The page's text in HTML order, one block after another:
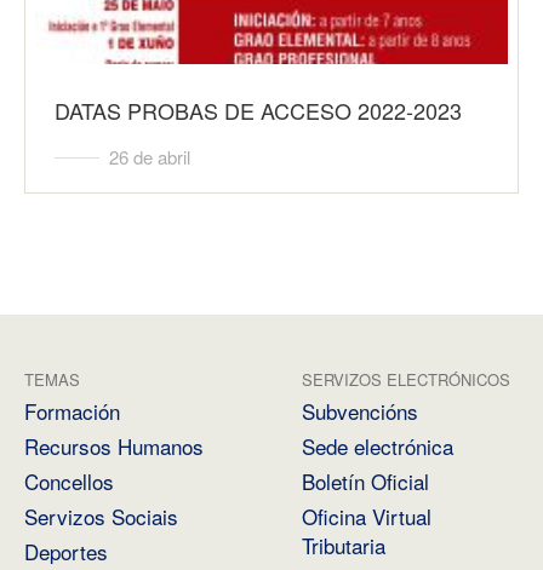
DATAS PROBAS DE ACCESO 2022-2023
26 de abril
TEMAS
Formación
Recursos Humanos
Concellos
Servizos Sociais
Deportes
SERVIZOS ELECTRÓNICOS
Subvencións
Sede electrónica
Boletín Oficial
Oficina Virtual
Tributaria